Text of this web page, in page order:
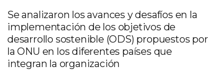
Se analizaron los avances y desafíos en la
implementación de los objetivos de
desarrollo sostenible (ODS) propuestos por
la ONU en los diferentes países que
integran la organización